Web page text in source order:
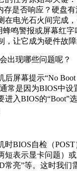
存是否响应？硬盘
在电光石火间完成
蜂鸣警报或屏幕红
让它成为硬件故障
出现哪些问题呢？
屏幕提示“No Boot
常是因为BIOS中设
进入BIOS的“Boot”
时BIOS自检（
短表示显卡问题）
常亮”等。这时我们